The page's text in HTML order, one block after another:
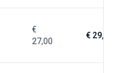
€
27,00
€ 29,95